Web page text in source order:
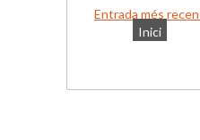
Entrada més
Inici